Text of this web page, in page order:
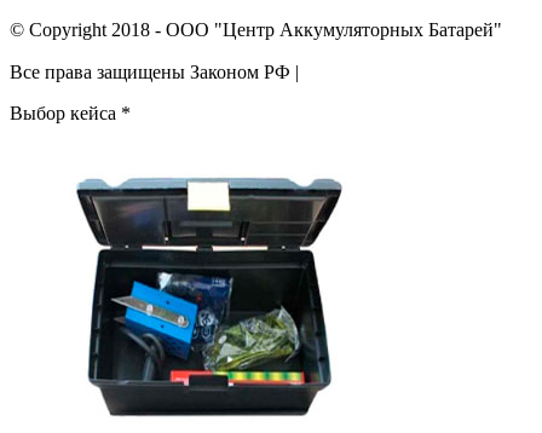
© Copyright 2018 - ООО "Центр Аккумуляторных Батарей"
Все права защищены Законом РФ |
Выбор кейса *